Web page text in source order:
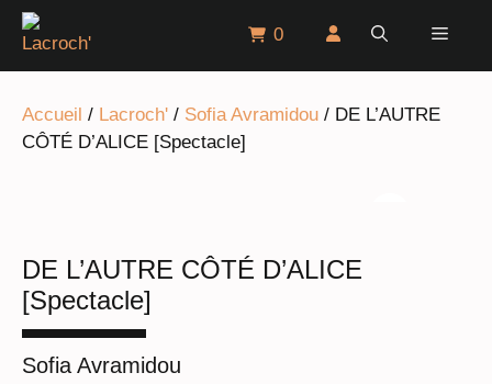
Aller
contenu
0 Menu
Accueil / Lacroch' / Sofia Avramidou / DE L’AUTRE
CÔTÉ D’ALICE [Spectacle]
DE L’AUTRE CÔTÉ D’ALICE
[Spectacle]
Sofia Avramidou